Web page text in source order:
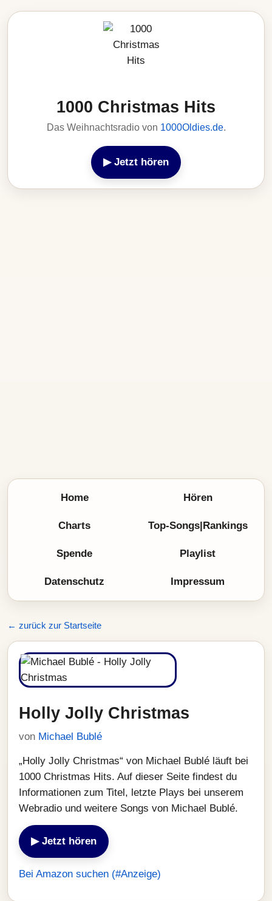
1000 Christmas Hits
Das Weihnachtsradio von 1000Oldies.de.
▶ Jetzt hören
Home Hören
Charts Top-Songs|Rankings
Spende Playlist
Datenschutz Impressum
← zurück zur Startseite
Holly Jolly Christmas
von Michael Bublé
„Holly Jolly Christmas“ von Michael Bublé läuft bei
1000 Christmas Hits. Auf dieser Seite findest du
Informationen zum Titel, letzte Plays bei unserem
Webradio und weitere Songs von Michael Bublé.
▶ Jetzt hören
Bei Amazon suchen (#Anzeige)